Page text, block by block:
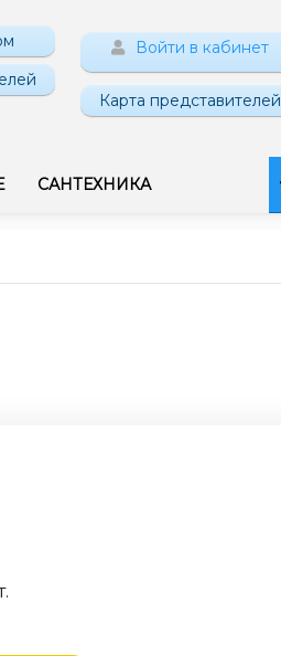
Войти в кабинет
Карта представителей
САНТЕХНИКА